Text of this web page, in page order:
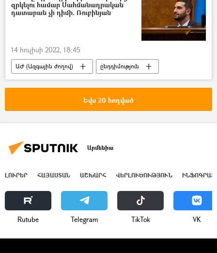
զրկելու համար Սահմանադրական
դատարան չի դիմի. Ռուբինյան
14 հուլիսի 2022, 18:45
ԱԺ (Ազգային ժողով)
ընդդիմություն
Ռուբեն Ռուբինյան
մանդատ
Եվս 20 հոդված
Արմենիա
ԼՈՒՐԵՐ ՀԱՅԱՍՏԱՆ ԱՇԽԱՐՀ ՎԵՐԼՈՒԾՈՒԹՅՈՒՆ
Rutube Telegram ТikТоk VK